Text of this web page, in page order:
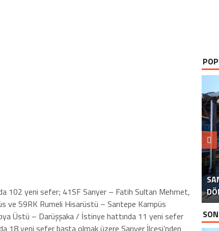
102 yeni sefer; 41SF Sarıyer – Fatih Sultan Mehmet,
ve 59RK Rumeli Hisarüstü – Sarıtepe Kampüs
Üstü – Darüşşaka / İstinye hattında 11 yeni sefer